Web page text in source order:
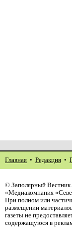
Главная • Редакция •
© Заполярный Вестник
«Медиакомпания
При полном или
размещении
газеты не
содержащуюся в